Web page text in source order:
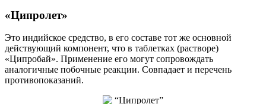
«Ципролет»
Это индийское средство, в его составе тот же основной
действующий компонент, что в таблетках (растворе)
«Ципробай». Применение его могут сопровождать
аналогичные побочные реакции. Совпадает и перечень
противопоказаний.